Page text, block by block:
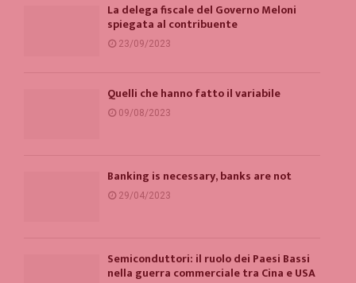
La delega fiscale del Governo Meloni
spiegata al contribuente
23/09/2023
Quelli che hanno fatto il variabile
09/08/2023
Banking is necessary, banks are not
29/04/2023
Semiconduttori: il ruolo dei Paesi Bassi
nella guerra commerciale tra Cina e USA